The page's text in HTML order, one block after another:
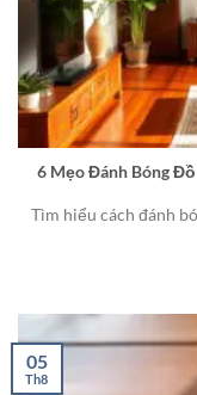
6 Mẹo Đánh Bóng
Tìm hiểu cách đánh
05
Th8